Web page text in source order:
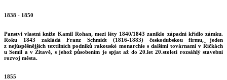
1838 - 1850
Panství vlastní kníže Kamil Rohan, mezi léty 1840/1843 zaniklo západní křídlo zámku.
Roku 1843 zakládá Franz Schmidt (1816-1883) českodubskou firmu, jeden
z nejúspěšnějších textilních podniků rakouské monarchie s dalšími továrnami v Říčkách
u Semil a v Žitavě, s jehož působením je spjat až do 20.let 20.století rozsáhlý stavební
rozvoj města.
1855